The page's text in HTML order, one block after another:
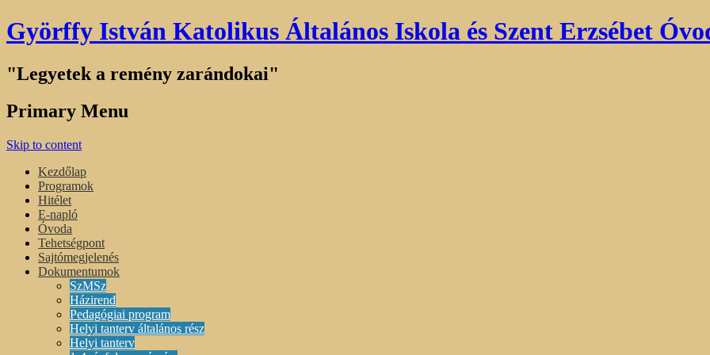
Györffy István Katolikus Általános Iskola és Szent Erzsébet
"Legyetek a remény zarándokai"
Primary Menu
Skip to content
Kezdőlap
Programok
Hitélet
E-napló
Óvoda
Tehetségpont
Sajtómegjelenés
Dokumentumok
SzMSz
Házirend
Pedagógiai program
Helyi tanterv általános rész
Helyi tanterv